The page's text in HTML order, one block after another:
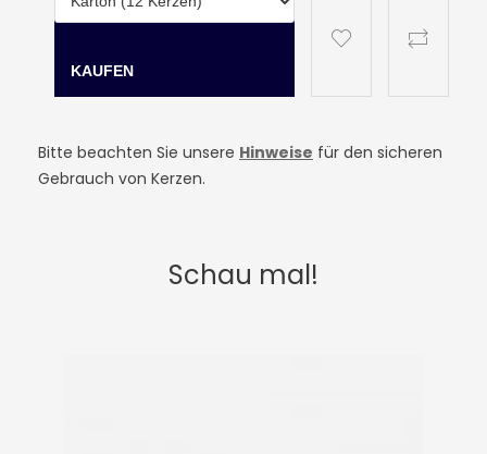
Bitte beachten Sie unsere Hinweise für den sicheren
Gebrauch von Kerzen.
Schau mal!